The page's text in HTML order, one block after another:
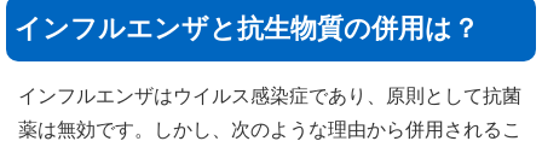
インフルエンザと抗生物質の併用は？
インフルエンザはウイルス感染症であり、原則として抗菌
薬は無効です。しかし、次のような理由から併用されるこ